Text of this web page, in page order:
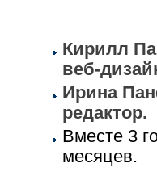
Кирилл
веб-
Ирина
редактор.
Вместе 3
месяцев.